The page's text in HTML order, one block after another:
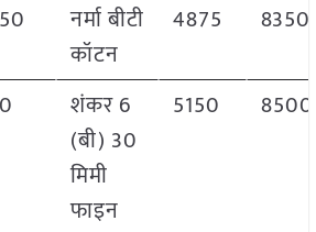
नर्मा बीटी
कॉटन
4875 8350
शंकर 6
(बी) 30
मिमी
फाइन
5150 8500